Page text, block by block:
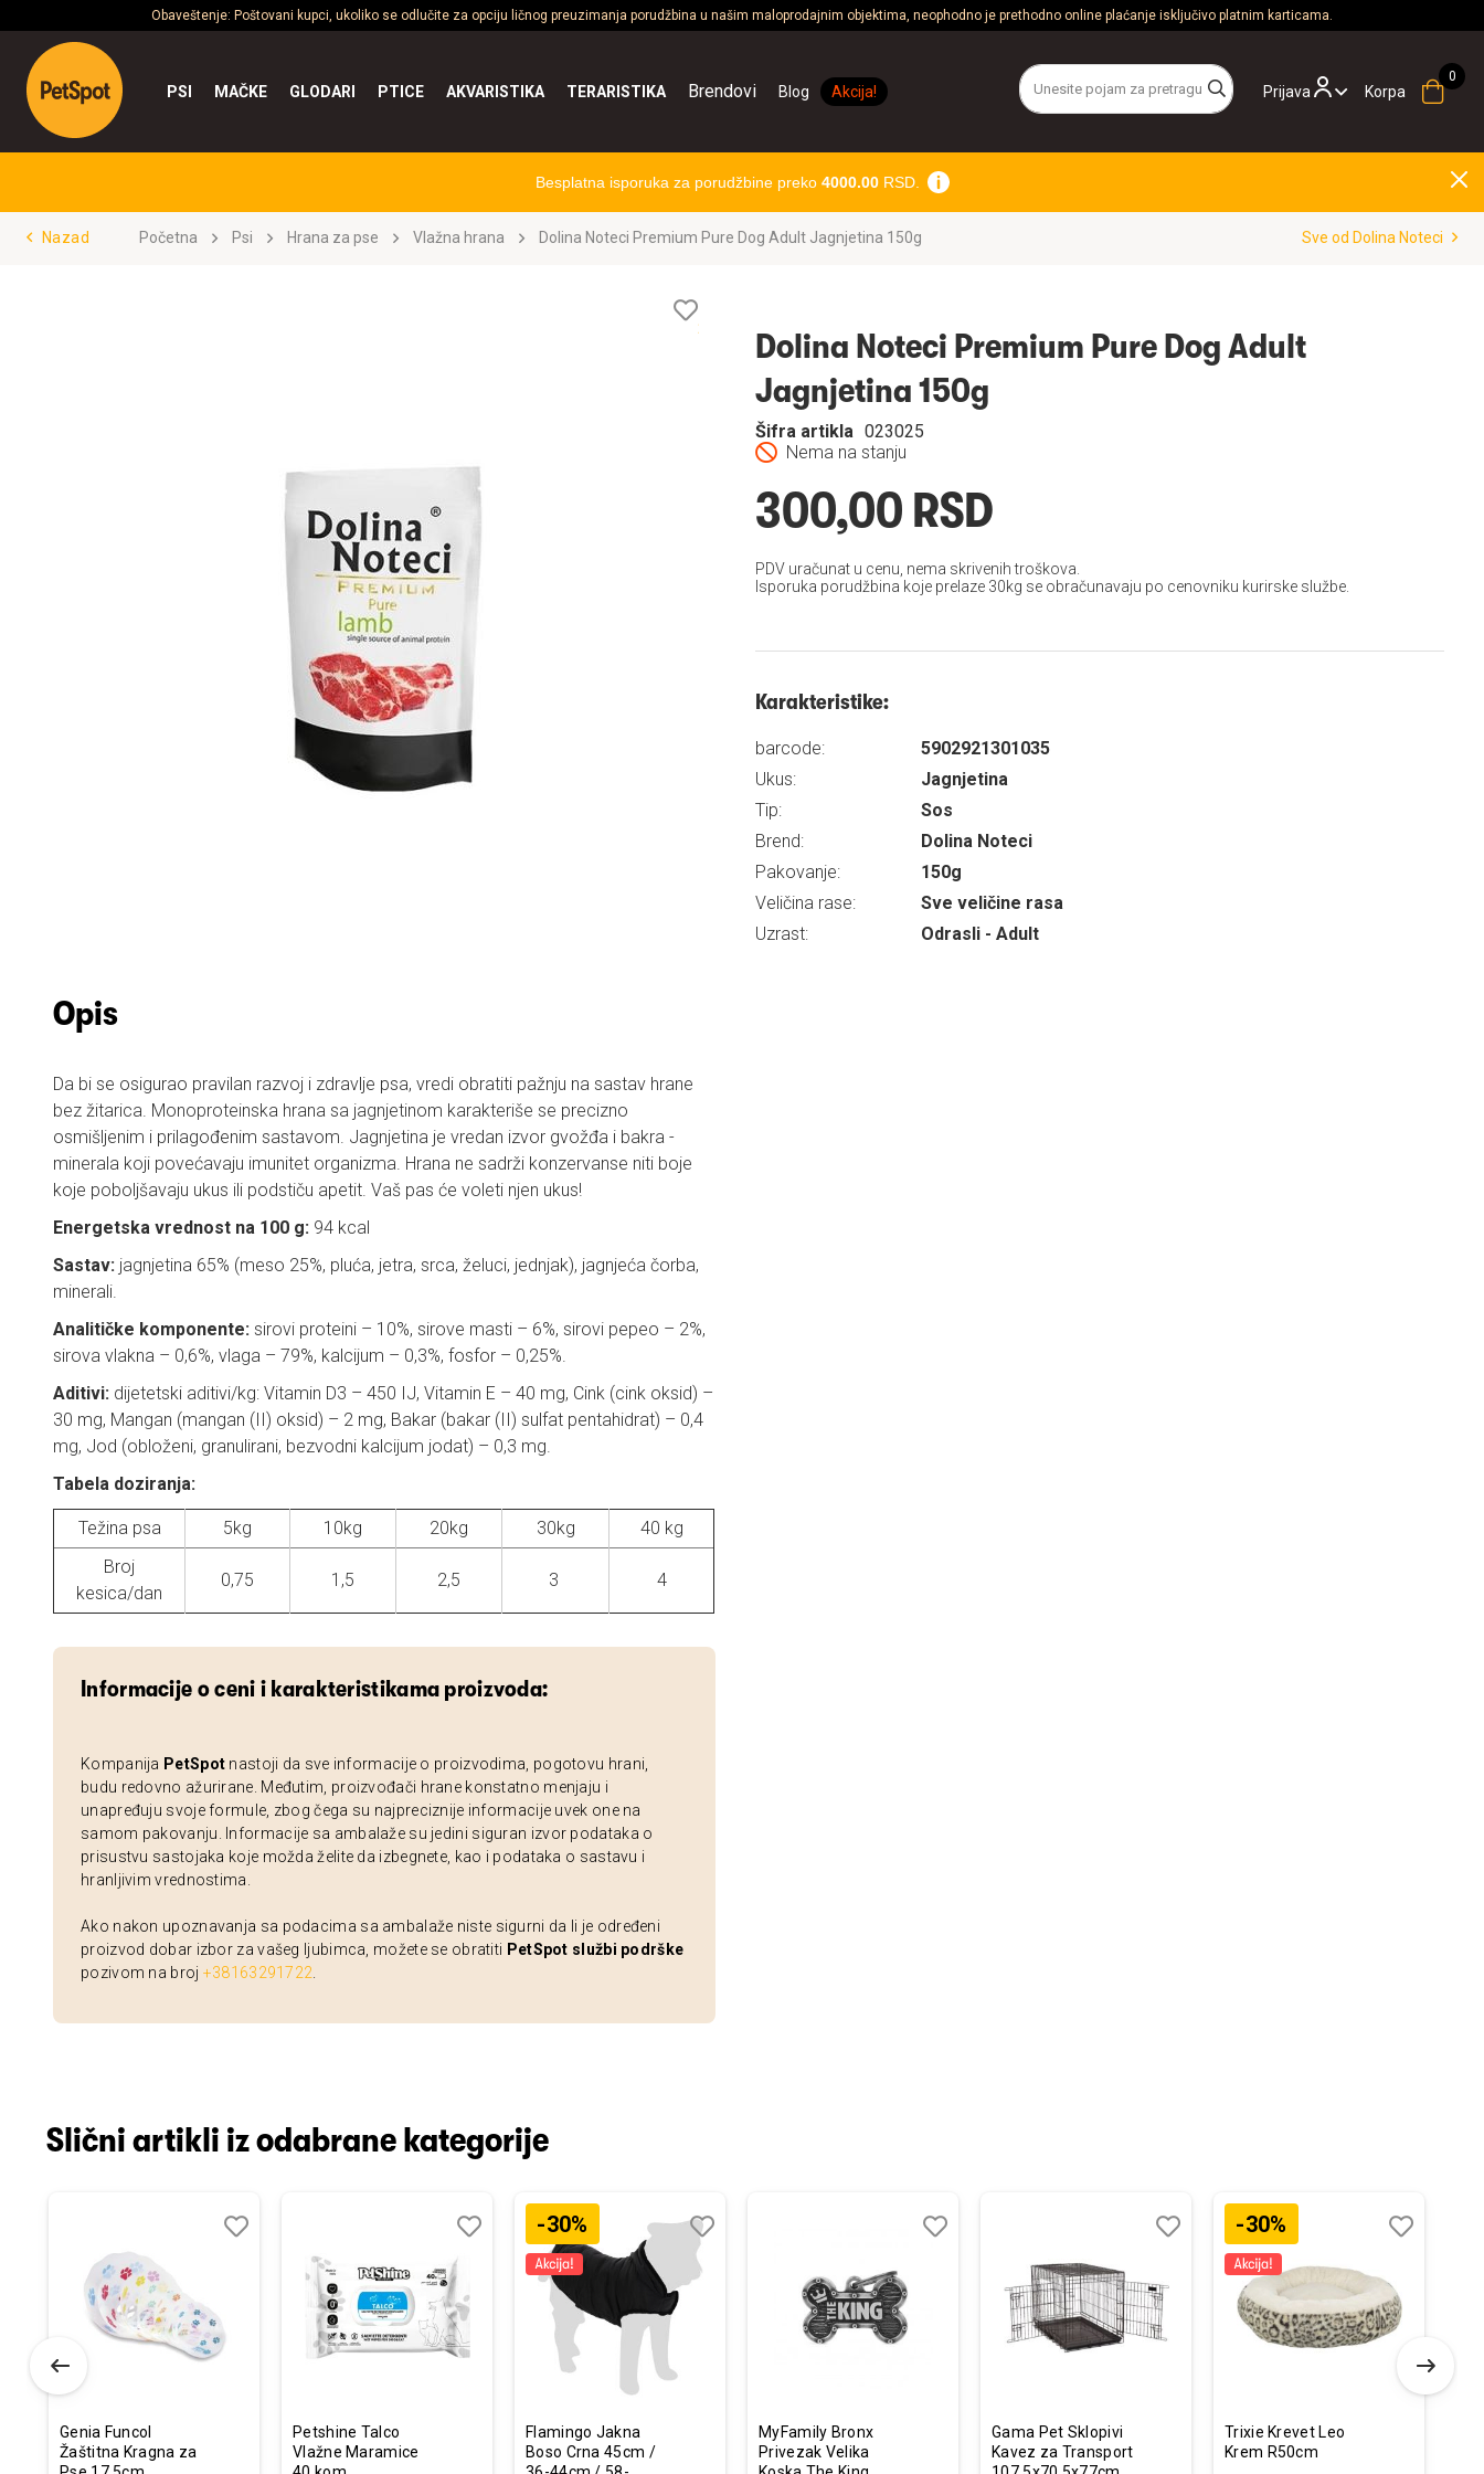
Obaveštenje: Poštovani kupci, ukoliko se odlučite za opciju ličnog preuzimanja porudžbina u našim maloprodajnim objektima, neophodno je prethodno online plaćanje isključivo platnim karticama.
Prijava
PSI MAČKE GLODARI PTICE AKVARISTIKA TERARISTIKA Brendovi Blog Akcija! Korpa
Besplatna isporuka za porudžbine preko 4000.00RSD.
Nazad Početna Psi Hrana za pse Vlažna hrana Dolina Noteci Premium Pure Dog Adult Jagnjetina 150g Sve od Dolina Noteci
Opis
Da bi se osigurao pravilan razvoj i zdravlje psa, vredi obratiti pažnju na sastav hrane
bez žitarica. Monoproteinska hrana sa jagnjetinom karakteriše se precizno
osmišljenim i prilagođenim sastavom. Jagnjetina je vredan izvor gvožđa i bakra -
minerala koji povećavaju imunitet organizma. Hrana ne sadrži konzervanse niti boje
koje poboljšavaju ukus ili podstiču apetit. Vaš pas će voleti njen ukus!
Energetska vrednost na 100 g: 94 kcal
Sastav: jagnjetina 65% (meso 25%, pluća, jetra, srca, želuci, jednjak), jagnjeća čorba,
minerali.
Analitičke komponente: sirovi proteini – 10%, sirove masti – 6%, sirovi pepeo – 2%,
sirova vlakna – 0,6%, vlaga – 79%, kalcijum – 0,3%, fosfor – 0,25%.
Aditivi: dijetetski aditivi/kg: Vitamin D3 – 450 IJ, Vitamin E – 40 mg, Cink (cink oksid) –
30 mg, Mangan (mangan (II) oksid) – 2 mg, Bakar (bakar (II) sulfat pentahidrat) – 0,4
mg, Jod (obloženi, granulirani, bezvodni kalcijum jodat) – 0,3 mg.
Tabela doziranja:
Težina psa 5kg 10kg 20kg 30kg
40 kg
Broj
kesica/dan
0,75 1,5 2,5 3 4
Informacije o ceni i karakteristikama proizvoda:
Kompanija PetSpot nastoji da sve informacije o proizvodima, pogotovu hrani,
budu redovno ažurirane. Međutim, proizvođači hrane konstatno menjaju i
unapređuju svoje formule, zbog čega su najpreciznije informacije uvek one na
samom pakovanju. Informacije sa ambalaže su jedini siguran izvor podataka o
prisustvu sastojaka koje možda želite da izbegnete, kao i podataka o sastavu i
hranljivim vrednostima.
Ako nakon upoznavanja sa podacima sa ambalaže niste sigurni da li je određeni
proizvod dobar izbor za vašeg ljubimca, možete se obratiti PetSpot službi podrške
pozivom na broj +38163291722
želja
Dolina Noteci Premium Pure Dog Adult
Jagnjetina 150g
Nema na stanju
Šifra artikla 023025
300,00 RSD
PDV uračunat u cenu, nema skrivenih troškova.
Isporuka porudžbina koje prelaze 30kg se obračunavaju po cenovniku kurirske službe.
Karakteristike:
barcode:
5902921301035
Ukus:
Jagnjetina
Tip:
Sos
Brend:
Dolina Noteci
Pakovanje:
150g
Veličina rase:
Sve veličine rasa
Uzrast:
Odrasli - Adult
Slični artikli iz odabrane kategorije
Genia Funcol
Žaštitna Kragna za
Petshine Talco
Vlažne Maramice
želja
-30%
Flamingo Jakna
Boso Crna 45cm /
Dodaj
listu
Uporedi
MyFamily Bronx
Privezak Velika
Gama Pet Sklopivi
Kavez za Transport
listu
želja
-30%
Trixie Krevet Leo
Krem R50cm
listu
želja